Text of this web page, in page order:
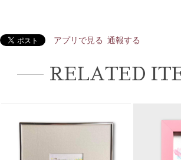
アプリで見る 通報する
RELATED